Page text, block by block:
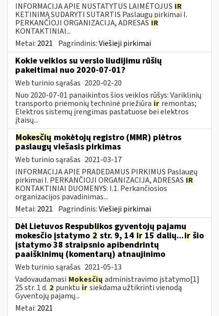
INFORMACIJA APIE NUSTATYTUS LAIMĖTOJUS IR
KETINIMĄ SUDARYTI SUTARTIS Paslaugų pirkimai I.
PERKANČIOJI ORGANIZACIJA, ADRESAS IR
KONTAKTINIAI...
Metai: 2021 Pagrindinis:Viešieji pirkimai
Kokie veiklos su verslo liudijimu rūšių
pakeitimai nuo 2020-07-01?
Web turinio sąrašas 2020-02-20
Nuo 2020-07-01 panaikintos šios veiklos rūšys: Variklinių
transporto priemonių techninė priežiūra ir remontas;
Elektros sistemų įrengimas pastatuose bei elektros
įtaisų...
Mokesčių mokėtojų registro (MMR) plėtros
paslaugų viešasis pirkimas
Web turinio sąrašas 2021-03-17
INFORMACIJA APIE PRADEDAMUS PIRKIMUS Paslaugų
pirkimai I. PERKANČIOJI ORGANIZACIJA, ADRESAS IR
KONTAKTINIAI DUOMENYS: I.1. Perkančiosios
organizacijos pavadinimas...
Metai: 2021 Pagrindinis:Viešieji pirkimai
Dėl Lietuvos Respublikos gyventojų pajamų
mokesčio įstatymo 2 str. 9, 14 ir 15 dalių...ir šio
įstatymo 38 straipsnio apibendrintų
paaiškinimų (komentarų) atnaujinimo
Web turinio sąrašas 2021-05-13
Vadovaudamasi Mokesčių administravimo įstatymo[1]
25 str. 1 d. 2 punktuirsiekdama užtikrinti vienodą
Gyventojų pajamų...
Metai: 2021